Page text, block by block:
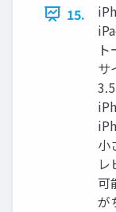
15.
サ
小
レ
可
が